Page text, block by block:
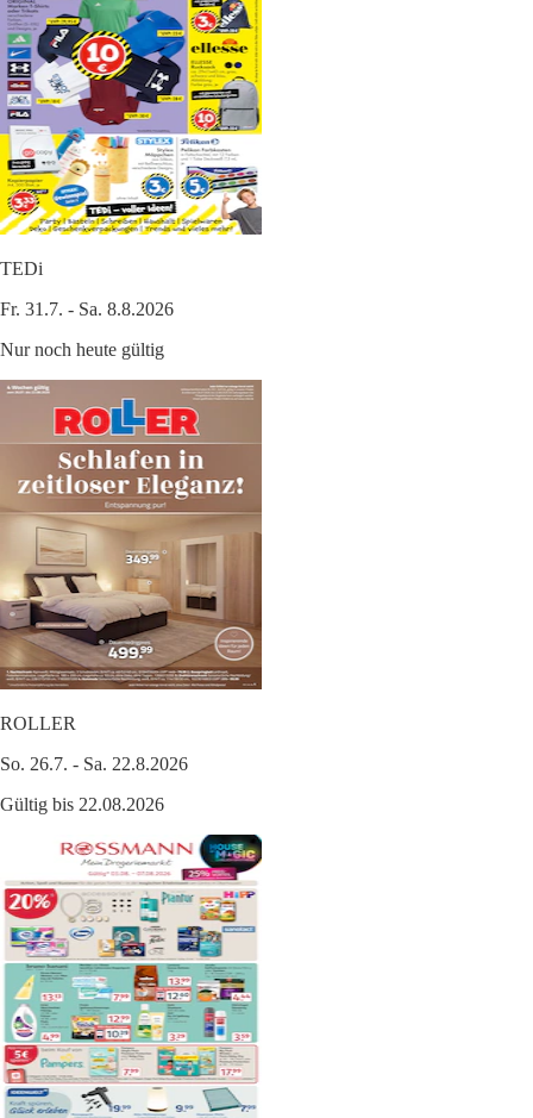
TEDi
Fr. 31.7. - Sa. 8.8.2026
Nur noch heute gültig
ROLLER
So. 26.7. - Sa. 22.8.2026
Gültig bis 22.08.2026